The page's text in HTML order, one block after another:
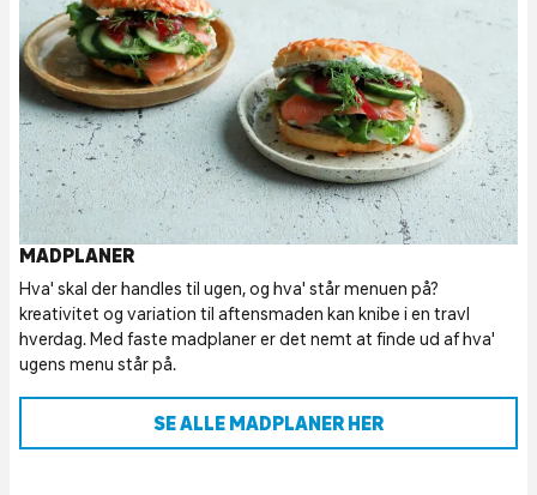
MADPLANER
Hva' skal der handles til ugen, og hva' står menuen på?
kreativitet og variation til aftensmaden kan knibe i en travl
hverdag. Med faste madplaner er det nemt at finde ud af hva'
ugens menu står på.
SE ALLE MADPLANER HER